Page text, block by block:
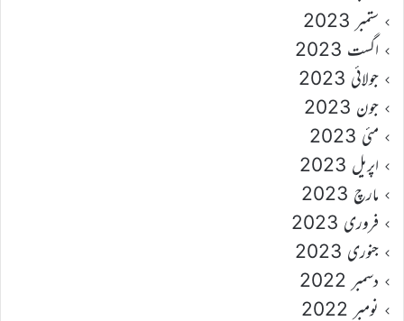
ستمبر 2023
اگست 2023
جولائی 2023
جون 2023
مئی 2023
اپریل 2023
مارچ 2023
فروری 2023
جنوری 2023
دسمبر 2022
نومبر 2022